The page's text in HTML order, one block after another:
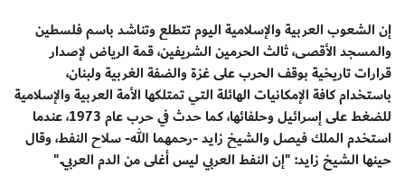
إن الشعوب العربية والإسلامية اليوم تتطلع وتناشد باسم فلسطين
والمسجد الأقصى، ثالث الحرمين الشريفين، قمة الرياض لإصدار
قرارات تاريخية بوقف الحرب على غزة والضفة الغربية ولبنان،
باستخدام كافة الإمكانيات الهائلة التي تمتلكها الأمة العربية والإسلامية
للضغط على إسرائيل وحلفائها، كما حدث في حرب عام 1973، عندما
استخدم الملك فيصل والشيخ زايد -رحمهما الله- سلاح النفط، وقال
حينها الشيخ زايد: "إن النفط العربي ليس أغلى من الدم العربي."